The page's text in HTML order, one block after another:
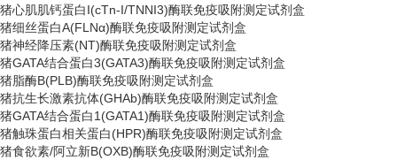
猪心肌肌钙蛋白I(cTn-I/TNNI3)酶联免疫吸附测定试剂盒
猪细丝蛋白A(FLNα)酶联免疫吸附测定试剂盒
猪神经降压素(NT)酶联免疫吸附测定试剂盒
猪GATA结合蛋白3(GATA3)酶联免疫吸附测定试剂盒
猪脂酶B(PLB)酶联免疫吸附测定试剂盒
猪抗生长激素抗体(GHAb)酶联免疫吸附测定试剂盒
猪GATA结合蛋白1(GATA1)酶联免疫吸附测定试剂盒
猪触珠蛋白相关蛋白(HPR)酶联免疫吸附测定试剂盒
猪食欲素/阿立新B(OXB)酶联免疫吸附测定试剂盒